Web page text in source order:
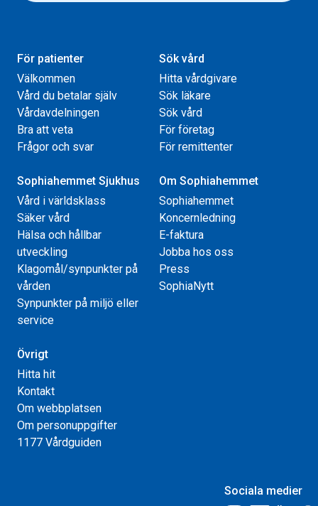
För patienter
Välkommen
Vård du betalar själv
Vårdavdelningen
Bra att veta
Frågor och svar
Sök vård
Hitta vårdgivare
Sök läkare
Sök vård
För företag
För remittenter
Sophiahemmet Sjukhus
Vård i världsklass
Säker vård
Hälsa och hållbar
utveckling
Klagomål/synpunkter på
vården
Synpunkter på miljö eller
service
Om Sophiahemmet
Sophiahemmet
Koncernledning
E-faktura
Jobba hos oss
Press
SophiaNytt
Övrigt
Hitta hit
Kontakt
Om webbplatsen
Om personuppgifter
1177 Vårdguiden
Sociala medier